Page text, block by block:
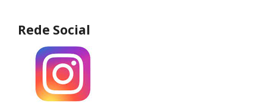
Rede Social